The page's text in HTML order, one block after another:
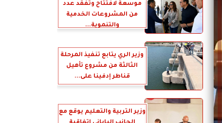
موسعة لافتتاح وتفقد عدد
من المشروعات الخدمية
والتنموية...
وزير الري يتابع تنفيذ المرحلة
الثالثة من مشروع تأهيل
قناطر إدفينا على...
وزير التربية والتعليم يوقع مع